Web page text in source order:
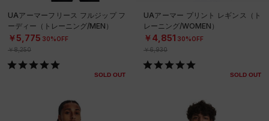
UAアーマーフリース フルジップ フ
ーディー（トレーニング/MEN）
￥5,775 30%OFF
￥8,250
SOLD OUT
UAアーマー プリント レギンス（ト
レーニング/WOMEN）
￥4,851 30%OFF
￥6,930
SOLD OUT